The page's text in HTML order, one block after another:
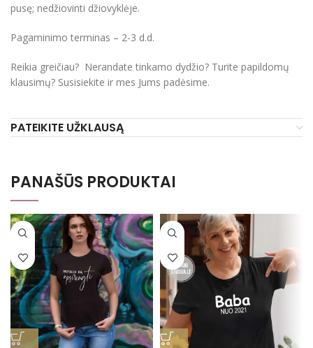
pusę; nedžiovinti džiovyklėje.
Pagaminimo terminas – 2-3 d.d.
Reikia greičiau? Nerandate tinkamo dydžio? Turite papildomų
klausimų? Susisiekite ir mes Jums padėsime.
PATEIKITE UŽKLAUSĄ
PANAŠŪS PRODUKTAI